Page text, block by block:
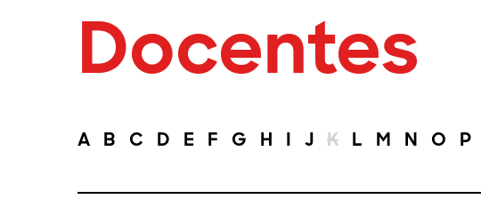
Docentes
A B C D E F G H I J K L M N O P